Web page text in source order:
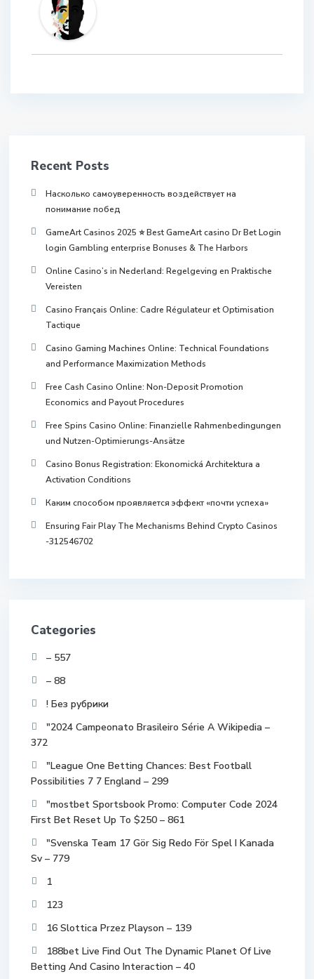
Recent Posts
Насколько самоуверенность воздействует на
понимание побед
GameArt Casinos 2025 ⭐ Best GameArt casino Dr Bet Login
login Gambling enterprise Bonuses & The Harbors
Online Casino’s in Nederland: Regelgeving en Praktische
Vereisten
Casino Français Online: Cadre Régulateur et Optimisation
Tactique
Casino Gaming Machines Online: Technical Foundations
and Performance Maximization Methods
Free Cash Casino Online: Non-Deposit Promotion
Economics and Payout Procedures
Free Spins Casino Online: Finanzielle Rahmenbedingungen
und Nutzen-Optimierungs-Ansätze
Casino Bonus Registration: Ekonomická Architektura a
Activation Conditions
Каким способом проявляется эффект «почти успеха»
Ensuring Fair Play The Mechanisms Behind Crypto Casinos
-312546702
Categories
– 557
– 88
! Без рубрики
"2024 Campeonato Brasileiro Série A Wikipedia –
372
"League One Betting Chances: Best Football
Possibilities 7 7 England – 299
"mostbet Sportsbook Promo: Computer Code 2024
First Bet Reset Up To $250 – 861
"Svenska Team 17 Gör Sig Redo För Spel I Kanada
Sv – 779
1
123
16 Slottica Przez Playson – 139
188bet Live Find Out The Dynamic Planet Of Live
Betting And Casino Interaction – 40